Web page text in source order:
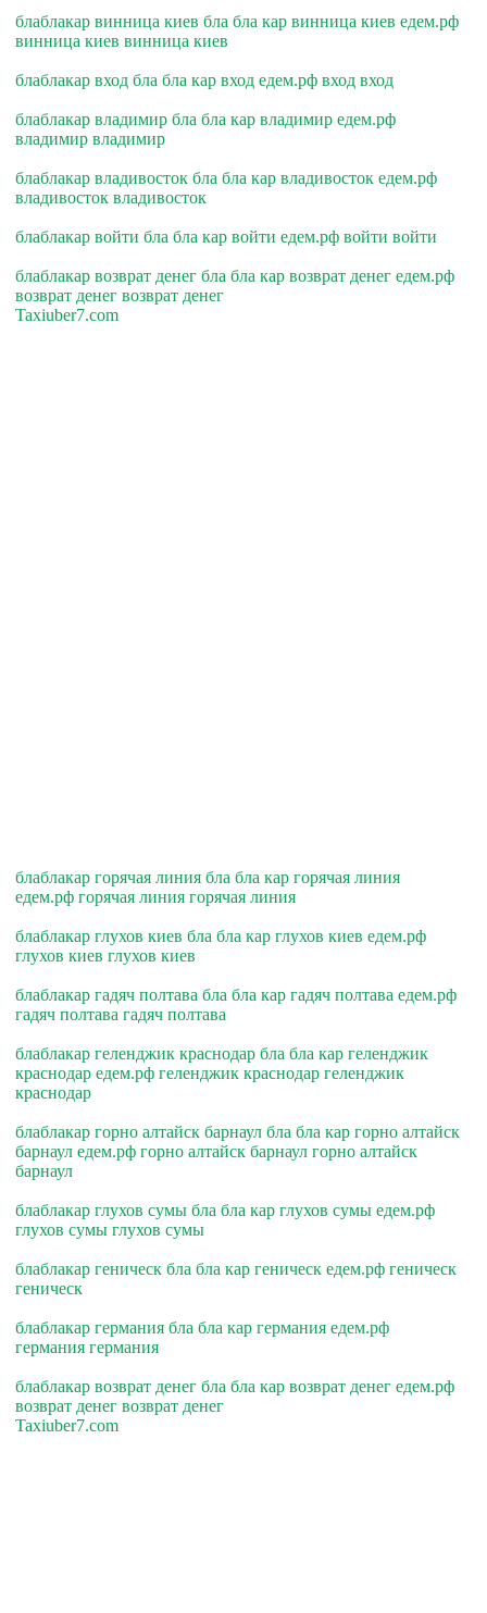
блаблакар винница киев бла бла кар винница киев едем.рф
винница киев винница киев
блаблакар вход бла бла кар вход едем.рф вход вход
блаблакар владимир бла бла кар владимир едем.рф
владимир владимир
блаблакар владивосток бла бла кар владивосток едем.рф
владивосток владивосток
блаблакар войти бла бла кар войти едем.рф войти войти
блаблакар возврат денег бла бла кар возврат денег едем.рф
возврат денег возврат денег
Taxiuber7.com
блаблакар горячая линия бла бла кар горячая линия
едем.рф горячая линия горячая линия
блаблакар глухов киев бла бла кар глухов киев едем.рф
глухов киев глухов киев
блаблакар гадяч полтава бла бла кар гадяч полтава едем.рф
гадяч полтава гадяч полтава
блаблакар геленджик краснодар бла бла кар геленджик
краснодар едем.рф геленджик краснодар геленджик
краснодар
блаблакар горно алтайск барнаул бла бла кар горно алтайск
барнаул едем.рф горно алтайск барнаул горно алтайск
барнаул
блаблакар глухов сумы бла бла кар глухов сумы едем.рф
глухов сумы глухов сумы
блаблакар геническ бла бла кар геническ едем.рф геническ
геническ
блаблакар германия бла бла кар германия едем.рф
германия германия
блаблакар возврат денег бла бла кар возврат денег едем.рф
возврат денег возврат денег
Taxiuber7.com